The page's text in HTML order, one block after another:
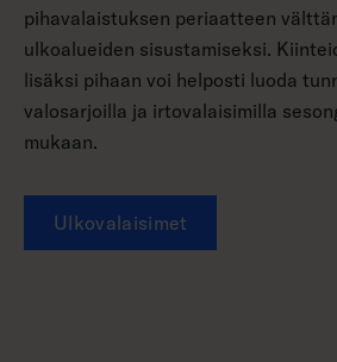
pihavalaistuksen periaatteen
ulkoalueiden sisustamiseksi.
lisäksi pihaan voi helposti luoda
valosarjoilla ja irtovalaisimilla
mukaan.
Ulkovalaisimet